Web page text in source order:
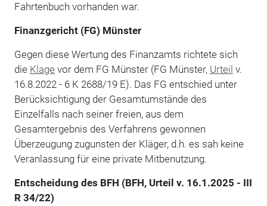
Fahrtenbuch vorhanden war.
Finanzgericht (FG) Münster
Gegen diese Wertung des Finanzamts richtete sich
die Klage vor dem FG Münster (FG Münster, Urteil v.
16.8.2022 - 6 K 2688/19 E). Das FG entschied unter
Berücksichtigung der Gesamtumstände des
Einzelfalls nach seiner freien, aus dem
Gesamtergebnis des Verfahrens gewonnen
Überzeugung zugunsten der Kläger, d.h. es sah keine
Veranlassung für eine private Mitbenutzung.
Entscheidung des BFH (BFH, Urteil v. 16.1.2025 - III
R 34/22)